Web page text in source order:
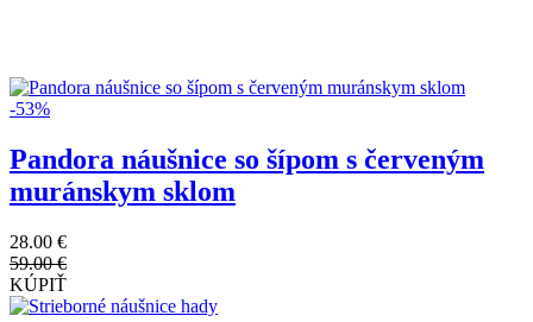
-53%
Pandora náušnice so šípom s červeným
muránskym sklom
28.00 €
59.00 €
KÚPIŤ